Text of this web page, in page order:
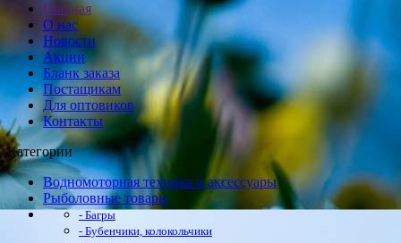
Главная
О нас
Новости
Акции
Бланк заказа
Постащикам
Для оптовиков
Контакты
Категории
Водномоторная техника и аксессуары
Рыболовные товары
- Багры
- Бубенчики, колокольчики